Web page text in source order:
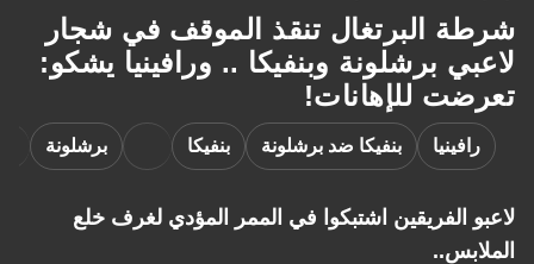
شرطة البرتغال تنقذ الموقف في شجار
لاعبي برشلونة وبنفيكا .. ورافينيا يشكو:
تعرضت للإهانات!
رافينيا بنفيكا ضد برشلونة بنفيكا برشلونة
لاعبو الفريقين اشتبكوا في الممر المؤدي لغرف خلع
الملابس..